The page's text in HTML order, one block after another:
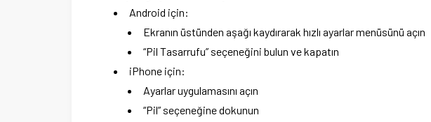
Android için:
Ekranın üstünden aşağı kaydırarak hızlı ayarlar menüsünü açın
“Pil Tasarrufu” seçeneğini bulun ve kapatın
iPhone için:
Ayarlar uygulamasını açın
“Pil” seçeneğine dokunun